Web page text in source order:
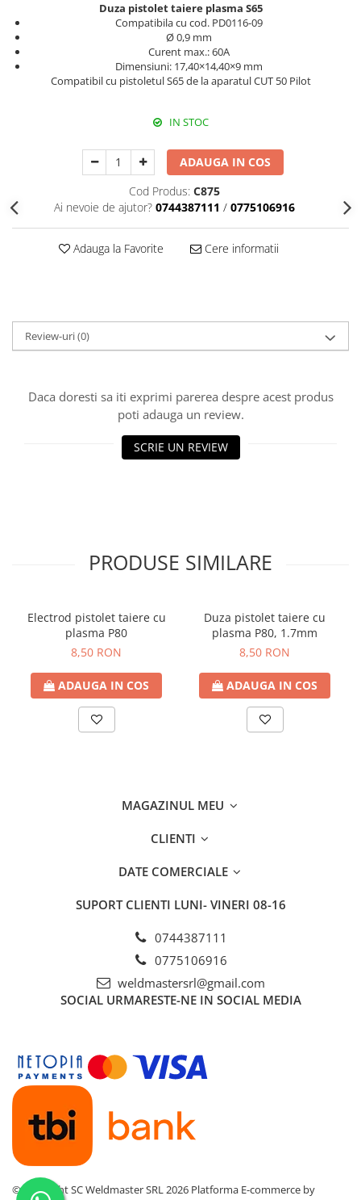
Discuri de polizare finisare
Discuri hibrid de slefuire polizare
Discuri lamelare
Mese de sudura
Pachete aparate sudura
Sarma sudura, baghete TIG,
Sarma sudura
Taiere sudare oxigaz
Unitati de extragere a fumului
Duza pistolet taiere plasma S65
Compatibila cu cod. PD0116-09
Ø 0,9 mm
Curent max.: 60A
Dimensiuni: 17,40×14,40×9 mm
Compatibil cu pistoletul S65 de la aparatul CUT 50 Pilot
IN STOC
ADAUGA IN COS
Cod Produs: C875
Ai nevoie de ajutor? 0744387111 / 0775106916
Adauga la Favorite Cere informatii
Review-uri(0)
Daca doresti sa iti exprimi parerea despre acest produs
poti adauga un review.
SCRIE UN REVIEW
PRODUSE SIMILARE
Electrod pistolet taiere cu
plasma P80
8,50 RON
ADAUGA IN COS
Duza pistolet taiere cu
plasma P80, 1.7mm
8,50 RON
ADAUGA IN COS
MAGAZINUL MEU
CLIENTI
DATE COMERCIALE
SUPORT CLIENTI LUNI- VINERI 08-16
0744387111
0775106916
weldmastersrl@gmail.com
SOCIAL URMARESTE-NE IN SOCIAL MEDIA
©Copyright SC Weldmaster SRL 2026 Platforma E-commerce by